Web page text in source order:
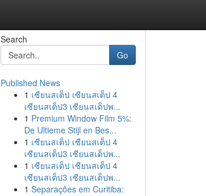
Search
Go
Published News
1 เซียนสเต็ป เซียนสเต็ป 4
เซียนสเต็ป3 เซียนสเต็ปพ...
1 Premium Window Film 5%:
De Ultieme Stijl en Bes...
1 เซียนสเต็ป เซียนสเต็ป 4
เซียนสเต็ป3 เซียนสเต็ปพ...
1 เซียนสเต็ป เซียนสเต็ป 4
เซียนสเต็ป3 เซียนสเต็ปพ...
1 Separações em Curitiba: